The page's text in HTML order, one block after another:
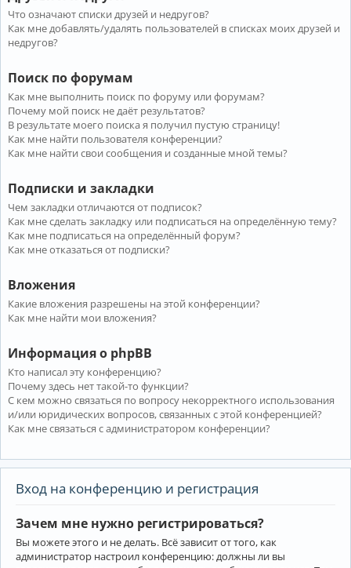
Что означают списки друзей и недругов?
Как мне добавлять/удалять пользователей в списках моих друзей и
недругов?
Поиск по форумам
Как мне выполнить поиск по форуму или форумам?
Почему мой поиск не даёт результатов?
В результате моего поиска я получил пустую страницу!
Как мне найти пользователя конференции?
Как мне найти свои сообщения и созданные мной темы?
Подписки и закладки
Чем закладки отличаются от подписок?
Как мне сделать закладку или подписаться на определённую тему?
Как мне подписаться на определённый форум?
Как мне отказаться от подписки?
Вложения
Какие вложения разрешены на этой конференции?
Как мне найти мои вложения?
Информация о phpBB
Кто написал эту конференцию?
Почему здесь нет такой-то функции?
С кем можно связаться по вопросу некорректного использования
и/или юридических вопросов, связанных с этой конференцией?
Как мне связаться с администратором конференции?
Вход на конференцию и регистрация
Зачем мне нужно регистрироваться?
Вы можете этого и не делать. Всё зависит от того, как
администратор настроил конференцию: должны ли вы